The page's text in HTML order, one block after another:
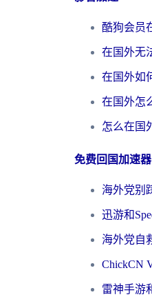
免费回国加速器